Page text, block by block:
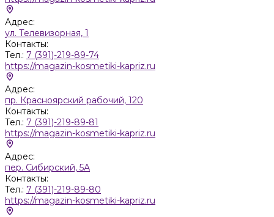
Адрес:
ул. Телевизорная, 1
Контакты:
Тел.: 7 (391)-219-89-74
https://magazin-kosmetiki-kapriz.ru
Адрес:
пр. Красноярский рабочий, 120
Контакты:
Тел.: 7 (391)-219-89-81
https://magazin-kosmetiki-kapriz.ru
Адрес:
пер. Сибирский, 5А
Контакты:
Тел.: 7 (391)-219-89-80
https://magazin-kosmetiki-kapriz.ru